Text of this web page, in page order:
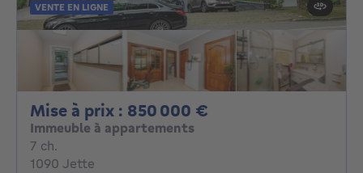
VENTE EN LIGNE
Mise à prix : 850 000 €
Immeuble à appartements
7 ch.
1090 Jette